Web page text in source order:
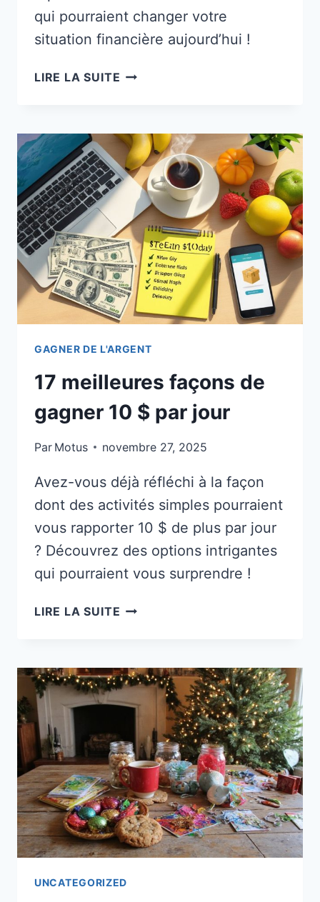
qui pourraient changer votre
situation financière aujourd’hui !
LIRE LA SUITE COMMENT
$
RAPIDEMENT
GAGNER DE L'ARGENT
17 meilleures façons de
gagner 10 $ par jour
Par Motus novembre 27, 2025
Avez-vous déjà réfléchi à la façon
dont des activités simples pourraient
vous rapporter 10 $ de plus par jour
? Découvrez des options intrigantes
qui pourraient vous surprendre !
LIRE LA SUITE 17
GAGNER
JOUR
UNCATEGORIZED